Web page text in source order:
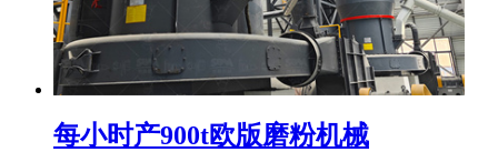
每小时产900t欧版磨粉机械